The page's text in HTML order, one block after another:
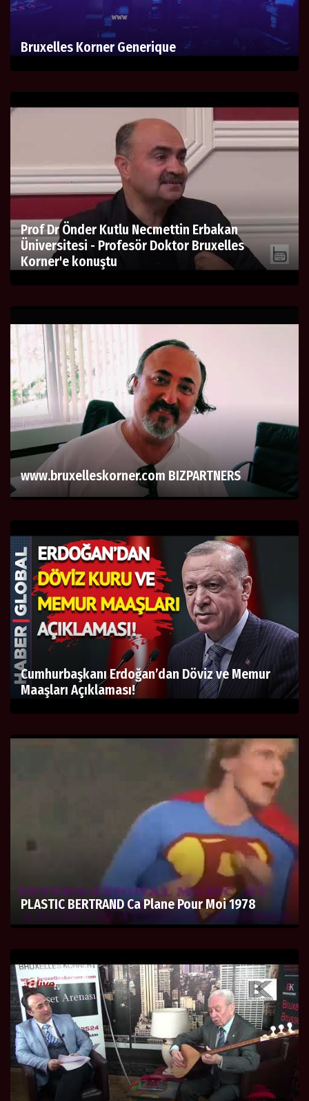
Bruxelles Korner Generique
Prof Dr Önder Kutlu Necmettin Erbakan
Üniversitesi - Profesör Doktor Bruxelles
Korner'e konuştu
www.bruxelleskorner.com BIZPARTNERS
Cumhurbaşkanı Erdoğan’dan Döviz ve Memur
Maaşları Açıklaması!
PLASTIC BERTRAND Ca Plane Pour Moi 1978